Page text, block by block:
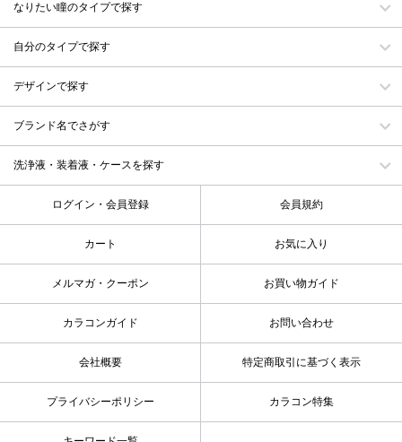
なりたい瞳のタイプで探す
自分のタイプで探す
デザインで探す
ブランド名でさがす
洗浄液・装着液・ケースを探す
ログイン・会員登録 会員規約
カート お気に入り
メルマガ・クーポン お買い物ガイド
カラコンガイド お問い合わせ
会社概要 特定商取引に基づく表示
プライバシーポリシー カラコン特集